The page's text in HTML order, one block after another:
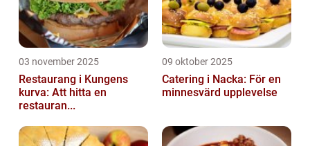
03 november 2025
Restaurang i Kungens
kurva: Att hitta en
restauran...
09 oktober 2025
Catering i Nacka: För en
minnesvärd upplevelse